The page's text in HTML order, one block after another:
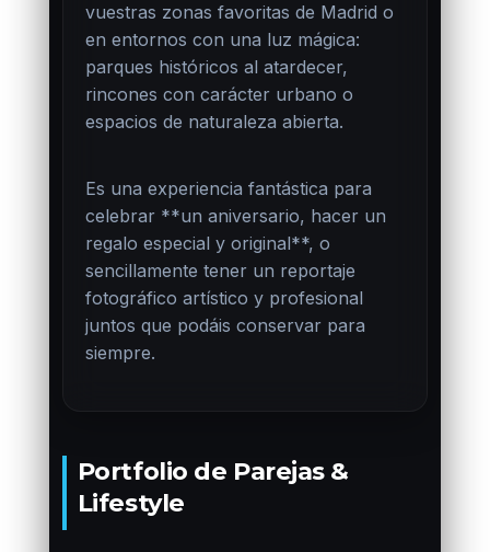
vuestras zonas favoritas de Madrid o
en entornos con una luz mágica:
parques históricos al atardecer,
rincones con carácter urbano o
espacios de naturaleza abierta.
Es una experiencia fantástica para
celebrar **un aniversario, hacer un
regalo especial y original**, o
sencillamente tener un reportaje
fotográfico artístico y profesional
juntos que podáis conservar para
siempre.
Portfolio de Parejas &
Lifestyle